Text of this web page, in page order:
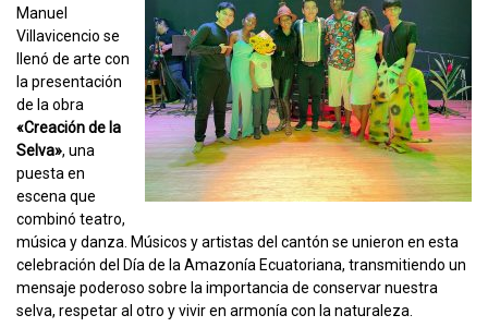
Manuel
Villavicencio se
llenó de arte con
la presentación
de la obra
«Creación de la
Selva», una
puesta en
escena que
combinó teatro,
música y danza. Músicos y artistas del cantón se unieron en esta
celebración del Día de la Amazonía Ecuatoriana, transmitiendo un
mensaje poderoso sobre la importancia de conservar nuestra
selva, respetar al otro y vivir en armonía con la naturaleza.